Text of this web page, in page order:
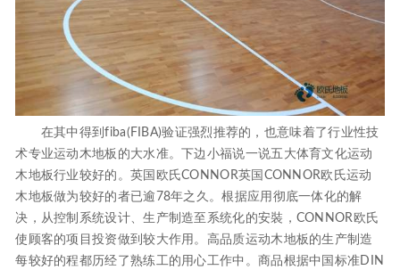
在其中得到fiba(FIBA)验证强烈推荐的，也意味着了行业性技
术专业运动木地板的大水准。下边小福说一说五大体育文化运动
木地板行业较好的。英国欧氏CONNOR英国CONNOR欧氏运动
木地板做为较好的者已逾78年之久。根据应用彻底一体化的解
决，从控制系统设计、生产制造至系统化的安裝，CONNOR欧氏
使顾客的项目投资做到较大作用。高品质运动木地板的生产制造
每较好的程都历经了熟练工的用心工作中。商品根据中国标准DIN